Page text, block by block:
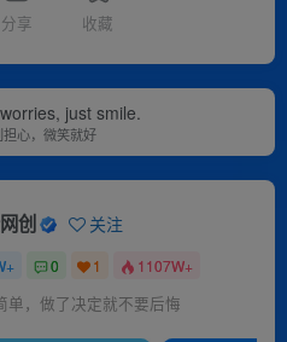
分享 收藏
just smile.
心，微笑就好
创 关注
0 1 1107W+
单，做了决定就不要后悔